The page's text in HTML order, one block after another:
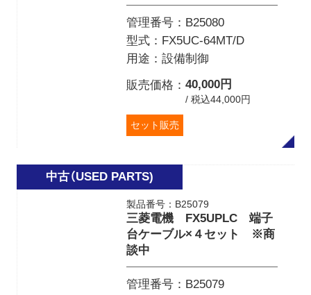
管理番号
B25080
型式
FX5UC-64MT/D
用途
設備制御
販売価格
40,000円
/ 税込44,000円
セット販売
製品番号：B25079
三菱電機 FX5UPLC 端子
台ケーブル×４セット ※商
談中
管理番号
B25079